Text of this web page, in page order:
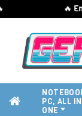
🔥
PC, ALL IN
ONE